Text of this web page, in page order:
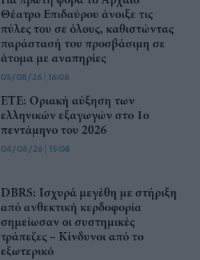
Θέατρο Επιδαύρου άνοιξε τις
πύλες του σε όλους, καθιστώντας
παράστασή του προσβάσιμη σε
άτομα με αναπηρίες
05/08/26 | 16:08
ΕΤΕ: Οριακή αύξηση των
ελληνικών εξαγωγών στο 1ο
πεντάμηνο του 2026
04/08/26 | 15:08
DBRS: Ισχυρά μεγέθη με στήριξη
από ανθεκτική κερδοφορία
σημείωσαν οι συστημικές
τράπεζες – Kίνδυνοι από το
εξωτερικό